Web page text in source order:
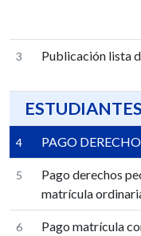
3 Publicación lista
4 PAGO
5
Pago derechos
matrícula
6
Pago matrícula